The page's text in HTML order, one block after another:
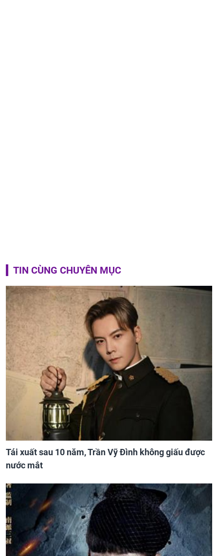
TIN CÙNG CHUYÊN MỤC
Tái xuất sau 10 năm, Trần Vỹ Đình không giấu được
nước mắt